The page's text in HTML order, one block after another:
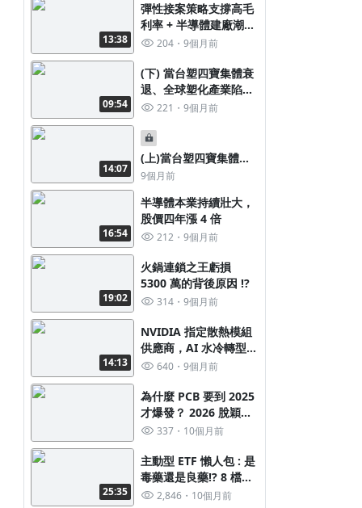
13:38
彈性接案策略支撐高毛
利率 + 半導體建廠潮點
火，助攻股價倍增 300
204 9個月前
09:54
(下) 當台塑四寶集體衰
退、全球塑化產業陷入
低迷，唯獨他卻獲利創
221 9個月前
14:07
(上)當台塑四寶集體衰
退、全球塑化產業陷入
新高 !
9個月前
16:54
半導體本業持續壯大，
股價四年漲 4 倍
212 9個月前
19:02
火鍋連鎖之王虧損
5300 萬的背後原因 !?
314 9個月前
14:13
NVIDIA 指定散熱模組
供應商，​AI 水冷轉型奏
效，股價歷經修正再起
640 9個月前
為什麼 PCB 要到 2025
才爆發？ 2026 脫穎而
出的又會是誰?
337 10個月前
25:35
主動型 ETF 懶人包 : 是
毒藥還是良藥!? 8 檔一
次看2,846 10個月前